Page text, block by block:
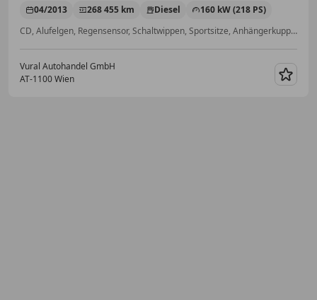
04/2013 268 455 km Diesel
160 kW (218 PS)
CD, Alufelgen, Regensensor, Schaltwippen, Sportsitze, Anhängerkupplung, Head-up display, Schlüssellose Zentralverriegelung
Vural Autohandel GmbH
AT-1100 Wien